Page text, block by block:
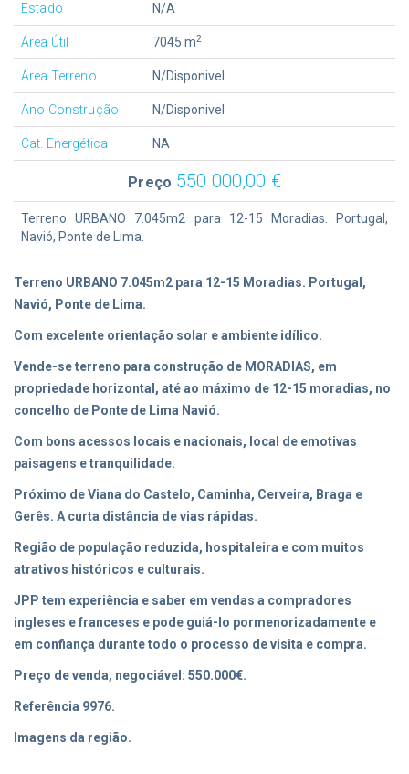
Estado N/A
Área Útil 7045 m2
Área Terreno N/Disponivel
Ano Construção N/Disponivel
Cat. Energética NA
Preço 550 000,00 €
Terreno URBANO 7.045m2 para 12-15 Moradias. Portugal,
Navió, Ponte de Lima.
Terreno URBANO 7.045m2 para 12-15 Moradias. Portugal,
Navió, Ponte de Lima.
Com excelente orientação solar e ambiente idílico.
Vende-se terreno para construção de MORADIAS, em
propriedade horizontal, até ao máximo de 12-15 moradias, no
concelho de Ponte de Lima Navió.
Com bons acessos locais e nacionais, local de emotivas
paisagens e tranquilidade.
Próximo de Viana do Castelo, Caminha, Cerveira, Braga e
Gerês. A curta distância de vias rápidas.
Região de população reduzida, hospitaleira e com muitos
atrativos históricos e culturais.
JPP tem experiência e saber em vendas a compradores
ingleses e franceses e pode guiá-lo pormenorizadamente e
em confiança durante todo o processo de visita e compra.
Preço de venda, negociável: 550.000€.
Referência 9976.
Imagens da região.